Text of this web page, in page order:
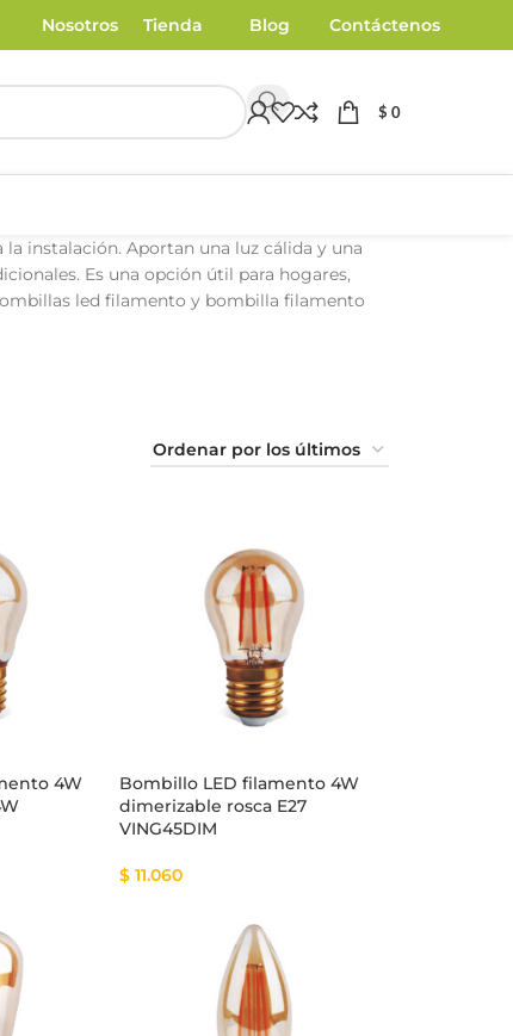
Nosotros Tienda Blog Contáctenos
$ 0
instalación. Aportan una luz cálida y una
Es una opción útil para hogares,
led filamento y bombilla filamento
4W
Bombillo LED filamento 4W
dimerizable rosca E27
VING45DIM
$11.060